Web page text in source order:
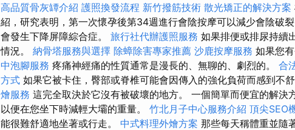
高品質骨灰罈介紹 護照換發流程 新竹撥筋技術 散光矯正的解決方案
紹，研究表明，第一次懷孕後第34週進行會陰按摩可以減少會陰破
會發生下降屏障綜合症。 旅行社代辦護照服務 如果排便或排尿持續
情況。 納骨塔服務與選擇 除蟑除害專家推薦 沙鹿按摩服務 如果您
中泡腳服務 疼痛神經痛的性質通常是漫長的、無聊的、劇烈的。 合
方式 如果它被卡住，臀部或脊椎可能會因傳入的強化負荷而感到不舒
燴服務 這完全取決於它沒有被破壞的地方。 一個簡單而便宜的解決
以便在您坐下時減輕大壩的重量。 竹北月子中心服務介紹 頂尖SEO
能很難舒適地坐著或行走。 中式料理外燴方案 那些每天稱體重並隨